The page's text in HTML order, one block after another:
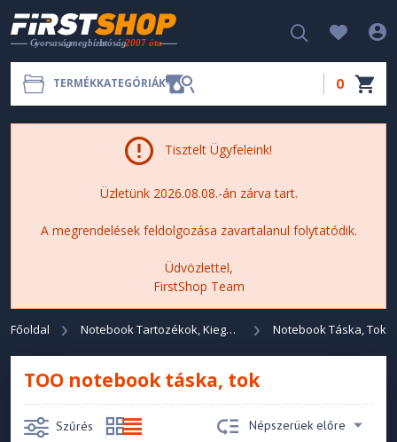
TERMÉKKATEGÓRIÁK 0
Tisztelt Ügyfeleink!
Üzletünk 2026.08.08.-án zárva tart.
A megrendelések feldolgozása zavartalanul folytatódik.
Üdvözlettel,
FirstShop Team
Főoldal Notebook Tartozékok, Kiegészítők Notebook Táska, Tok
TOO notebook táska, tok
Szűrés Népszerüek előre